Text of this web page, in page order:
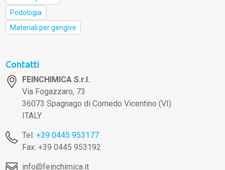
Podologia
Materiali per gengive
Contatti
FEINCHIMICA S.r.l.
Via Fogazzaro, 73
36073 Spagnago di Cornedo Vicentino (VI)
ITALY
Tel:+39 0445 953177
Fax: +39 0445 953192
info@feinchimica.it